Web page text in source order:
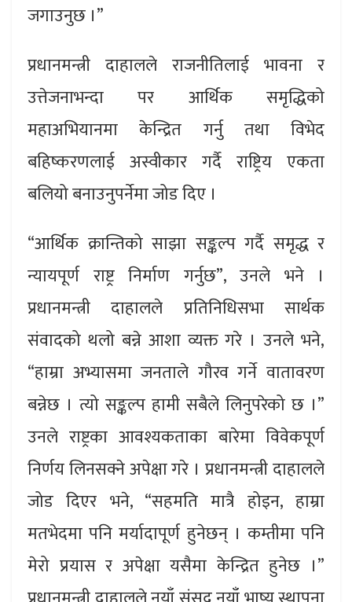
जगाउनुछ ।”
प्रधानमन्त्री दाहालले राजनीतिलाई भावना र
उत्तेजनाभन्दा पर आर्थिक समृद्धिको
महाअभियानमा केन्द्रित गर्नु तथा विभेद
बहिष्करणलाई अस्वीकार गर्दै राष्ट्रिय एकता
बलियो बनाउनुपर्नेमा जोड दिए ।
“आर्थिक क्रान्तिको साझा सङ्कल्प गर्दै समृद्ध र
न्यायपूर्ण राष्ट्र निर्माण गर्नुछ”, उनले भने ।
प्रधानमन्त्री दाहालले प्रतिनिधिसभा सार्थक
संवादको थलो बन्ने आशा व्यक्त गरे । उनले भने,
“हाम्रा अभ्यासमा जनताले गौरव गर्ने वातावरण
बन्नेछ । त्यो सङ्कल्प हामी सबैले लिनुपरेको छ ।”
उनले राष्ट्रका आवश्यकताका बारेमा विवेकपूर्ण
निर्णय लिनसक्ने अपेक्षा गरे । प्रधानमन्त्री दाहालले
जोड दिएर भने, “सहमति मात्रै होइन, हाम्रा
मतभेदमा पनि मर्यादापूर्ण हुनेछन् । कम्तीमा पनि
मेरो प्रयास र अपेक्षा यसैमा केन्द्रित हुनेछ ।”